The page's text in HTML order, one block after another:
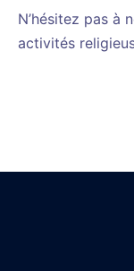
N’hésitez pas à
activités